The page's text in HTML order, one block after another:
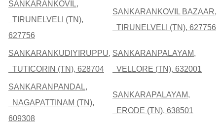
SANKARANKOVIL,
TIRUNELVELI (TN),
627756
SANKARANKOVIL BAZAAR,
TIRUNELVELI (TN), 627756
SANKARANKUDIYIRUPPU,
TUTICORIN (TN), 628704
SANKARANPALAYAM,
VELLORE (TN), 632001
SANKARANPANDAL,
NAGAPATTINAM (TN),
609308
SANKARAPALAYAM,
ERODE (TN), 638501